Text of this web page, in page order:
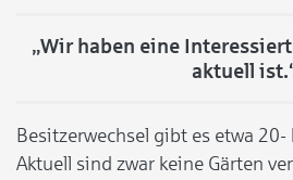
„Wir haben eine
aktuell
Besitzerwechsel gibt es etwa
Aktuell sind zwar keine Gärten